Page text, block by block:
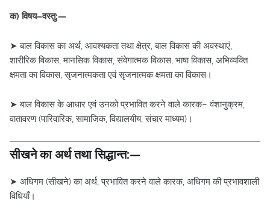
क) विषय–वस्तु:—
➤ बाल विकास का अर्थ, आवश्यकता तथा क्षेत्र, बाल विकास की अवस्थाएं,
शारीरिक विकास, मानसिक विकास, संवेगात्मक विकास, भाषा विकास, अभिव्यक्ति
क्षमता का विकास, सृजनात्मकता एवं सृजनात्मक क्षमता का विकास।
➤ बाल विकास के आधार एवं उनको प्रभावित करने वाले कारक– वंशानुक्रम,
वातावरण (पारिवारिक, सामाजिक, विद्यालयीय, संचार माध्यम)।
सीखने का अर्थ तथा सिद्धान्त:—
➤ अधिगम (सीखने) का अर्थ, प्रभावित करने वाले कारक, अधिगम की प्रभावशाली
विधियाँ।